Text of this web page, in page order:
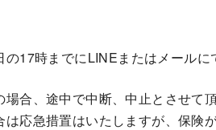
の17時までにLINEまたはメールに
場合、途中で中断、中止とさせて
は応急措置はいたしますが、保険